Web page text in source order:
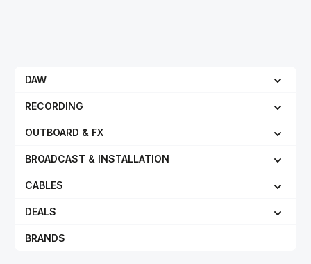
DAW
RECORDING
OUTBOARD & FX
BROADCAST & INSTALLATION
CABLES
DEALS
BRANDS